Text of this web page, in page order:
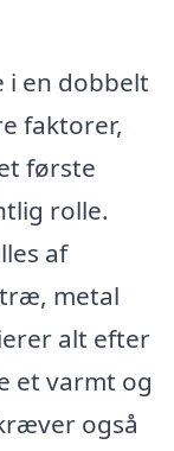
i en dobbelt
faktorer,
første
rolle.
af
metal
alt efter
et varmt og
også